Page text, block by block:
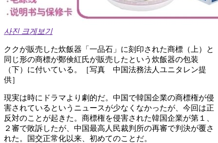
사진 크게보기
ククが販売した炊飯器「一品石」に刻印された商標（上）と
同じ形の商標が鄭倹紅氏が販売したという炊飯器の包装
（下）に付いている。［写真 中国法務法人ユニタレン提
供］
現実は時にドラマより劇的だ。中国で韓国企業の商標権が侵
害されているというニュースが少なくなかったが、今回は正
反対のことが起きた。商標権を侵害された韓国企業が第１、
２審で敗訴したが、中国最高人民裁判所の再審で判決が覆さ
れた。国交正常化以来、初めてのことだ。